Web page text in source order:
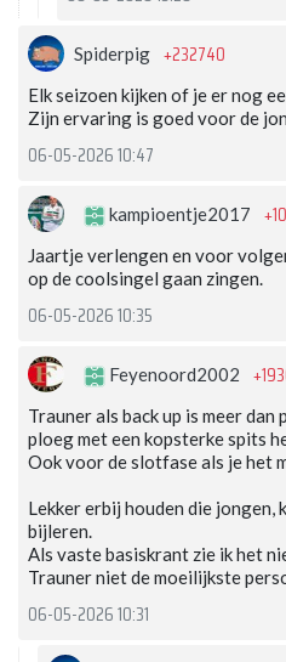
Spiderpig +232740
Elk seizoen kijken of je er nog
Zijn ervaring is goed voor de
06-05-2026 10:47
kampioentje2017
Jaartje verlengen en voor
op de coolsingel gaan zingen.
06-05-2026 10:35
Feyenoord2002
Trauner als back up is meer
ploeg met een kopsterke spits
Ook voor de slotfase als je het
Lekker erbij houden die jongen,
bijleren.
Als vaste basiskrant zie ik het
Trauner niet de moeilijkste
06-05-2026 10:31